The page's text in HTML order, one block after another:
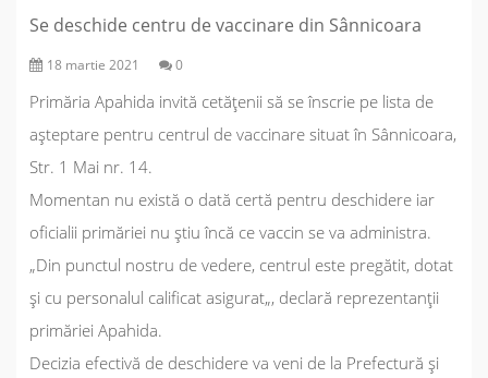
Se deschide centru de vaccinare din Sânnicoara
18 martie 2021 0
Primăria Apahida invită cetățenii să se înscrie pe lista de
așteptare pentru centrul de vaccinare situat în Sânnicoara,
Str. 1 Mai nr. 14.
Momentan nu există o dată certă pentru deschidere iar
oficialii primăriei nu știu încă ce vaccin se va administra.
„Din punctul nostru de vedere, centrul este pregătit, dotat
și cu personalul calificat asigurat„, declară reprezentanții
primăriei Apahida.
Decizia efectivă de deschidere va veni de la Prefectură și